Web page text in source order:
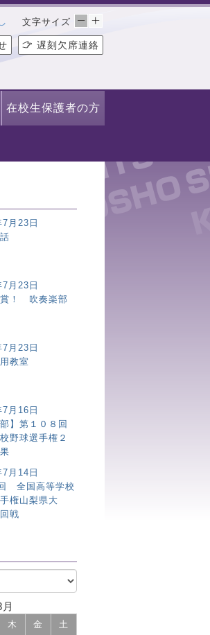
文字サイズ
遅刻欠席連絡
在校生保護者の方
月23日
月23日
！ 吹奏楽部
月23日
教室
月16日
部】第１０８回
野球選手権２
月14日
全国高等学校
権山梨県大
戦
木 金 土